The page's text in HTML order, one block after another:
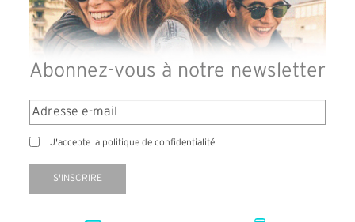
Abonnez-vous à notre newsletter
J'accepte la politique de confidentialité
S'INSCRIRE